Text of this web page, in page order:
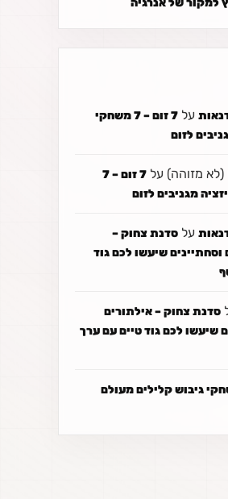
למקור של אנרגיה
על
7 זום – 7 משחקי
לזום
(לא מזוהה) על
7 זום – 7
מגניבים לזום
על סדנת צחוק –
שיעשו לכם גוד
סדנת צחוק – אילתורים
שיעשו לכם גוד טיים עם ערך
גיבוש קלילים מעולם